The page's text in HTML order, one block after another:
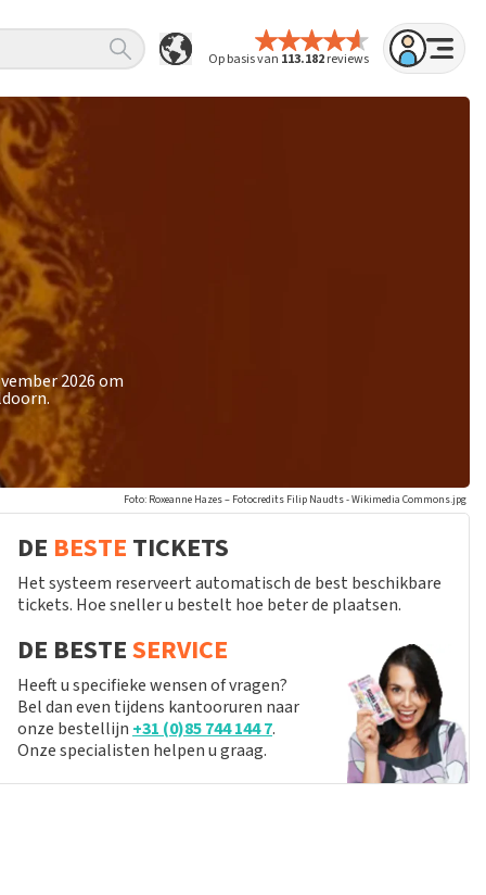
Op basis van 113.182reviews
2026 om
Foto: Roxeanne Hazes – Fotocredits Filip Naudts - Wikimedia Commons.jpg
DE BESTE TICKETS
Het systeem reserveert automatisch de best beschikbare
tickets. Hoe sneller u bestelt hoe beter de plaatsen.
DE BESTESERVICE
Heeft u specifieke wensen of vragen?
Bel dan even tijdens kantooruren naar
onze bestellijn +31 (0)85 744 144 7.
Onze specialisten helpen u graag.